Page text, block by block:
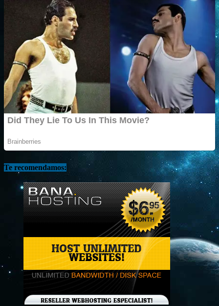
Te recomendamos: